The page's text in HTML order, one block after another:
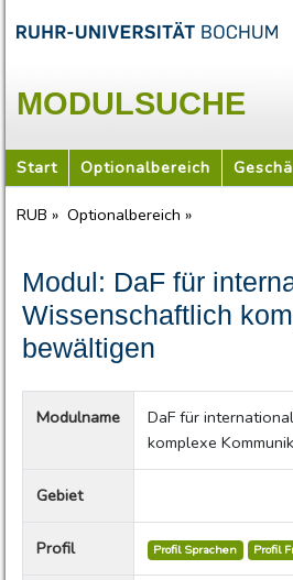
MODULSUCHE
Start Optionalbereich
RUB » Optionalbereich »
Modul: DaF für
Wissenschaftlich
bewältigen
Modulname
DaF für
komplexe
Gebiet
Profil Profil Sprachen Profil